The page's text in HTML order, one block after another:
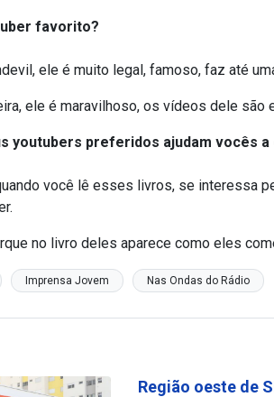
favorito?
ele é muito legal, famoso, faz até
ele é maravilhoso, os vídeos dele são
youtubers preferidos ajudam vocês
você lê esses livros, se interessa
no livro deles aparece como eles
Imprensa Jovem Nas Ondas do Rádio
Região oeste de